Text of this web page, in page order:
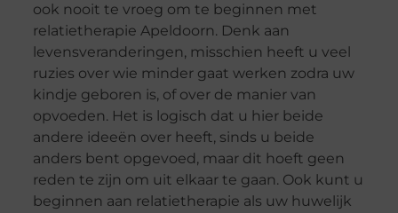
ook nooit te vroeg om te beginnen met
relatietherapie Apeldoorn. Denk aan
levensveranderingen, misschien heeft u veel
ruzies over wie minder gaat werken zodra uw
kindje geboren is, of over de manier van
opvoeden. Het is logisch dat u hier beide
andere ideeën over heeft, sinds u beide
anders bent opgevoed, maar dit hoeft geen
reden te zijn om uit elkaar te gaan. Ook kunt u
beginnen aan relatietherapie als uw huwelijk